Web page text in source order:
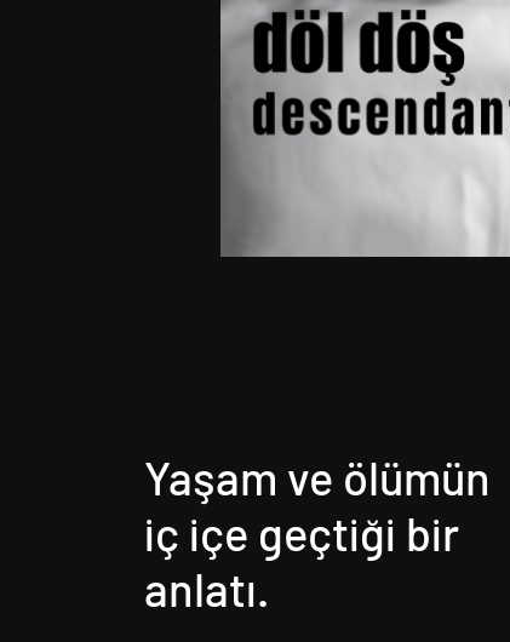
Yaşam ve ölümün
iç içe geçtiği bir
anlatı.